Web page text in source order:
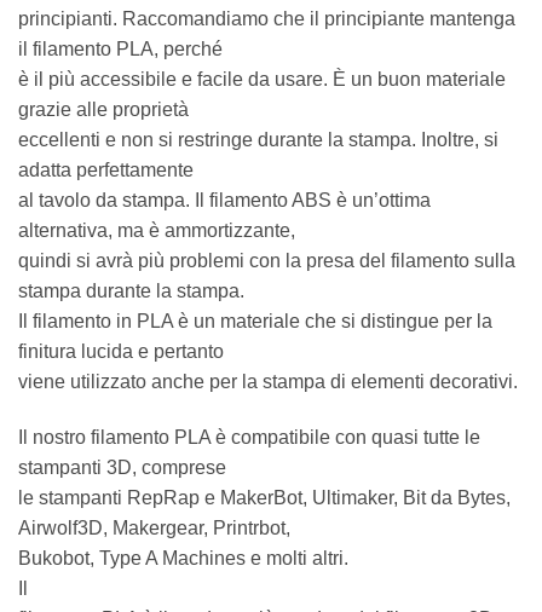
principianti. Raccomandiamo che il principiante mantenga
il filamento PLA, perché
è il più accessibile e facile da usare. È un buon materiale
grazie alle proprietà
eccellenti e non si restringe durante la stampa. Inoltre, si
adatta perfettamente
al tavolo da stampa. Il filamento ABS è un’ottima
alternativa, ma è ammortizzante,
quindi si avrà più problemi con la presa del filamento sulla
stampa durante la stampa.
Il filamento in PLA è un materiale che si distingue per la
finitura lucida e pertanto
viene utilizzato anche per la stampa di elementi decorativi.
Il nostro filamento PLA è compatibile con quasi tutte le
stampanti 3D, comprese
le stampanti RepRap e MakerBot, Ultimaker, Bit da Bytes,
Airwolf3D, Makergear, Printrbot,
Bukobot, Type A Machines e molti altri.